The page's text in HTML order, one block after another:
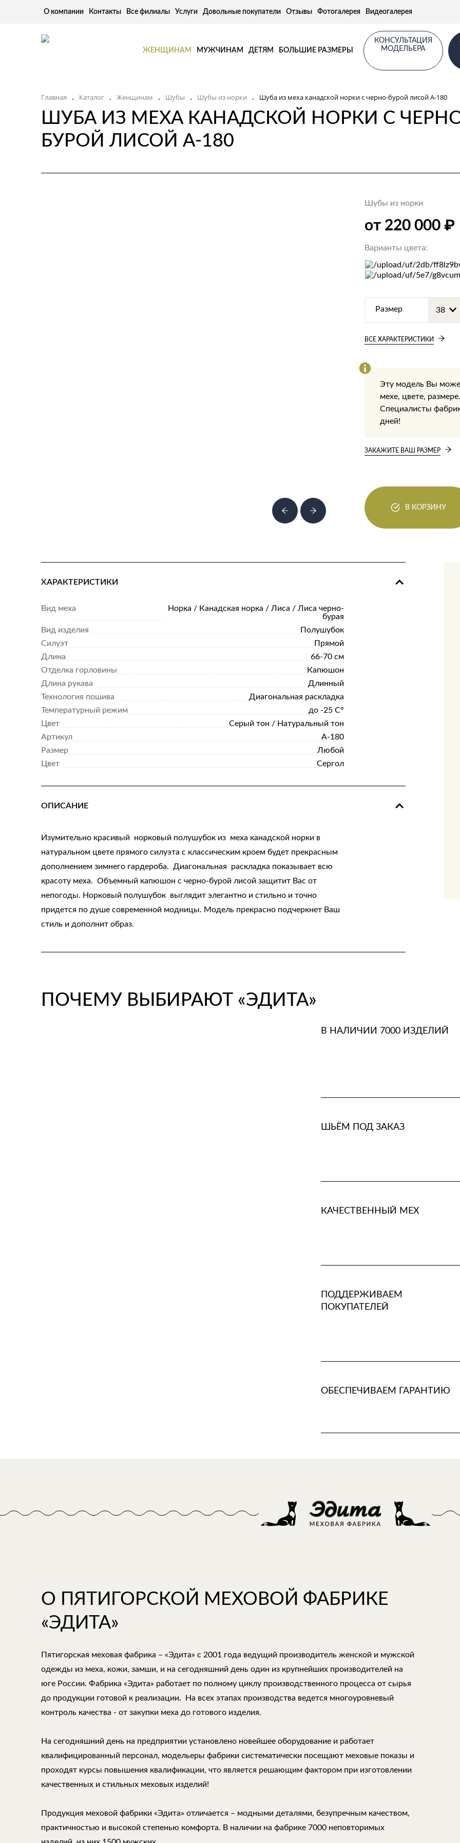
О компании Контакты Все филиалы Услуги Довольные покупатели Отзывы Фотогалерея Видеогалерея
ЖЕНЩИНАМ МУЖЧИНАМ ДЕТЯМ БОЛЬШИЕ РАЗМЕРЫ
КОНСУЛЬТАЦИЯ
МОДЕЛЬЕРА
Главная . Каталог . Женщинам . Шубы . Шубы из норки . Шуба из меха канадской норки с черно-бурой лисой А-180
ШУБА ИЗ МЕХА КАНАДСКОЙ НОРКИ С
БУРОЙ ЛИСОЙ А-180
Шубы из норки
от 220 000 ₽
Варианты цвета:
Размер
ВСЕ ХАРАКТЕРИСТИКИ
Эту модель Вы
мехе, цвете,
Специалисты
дней!
ЗАКАЖИТЕ ВАШ РАЗМЕР
В КОРЗИНУ
ХАРАКТЕРИСТИКИ
Вид меха
Норка / Канадская норка / Лиса / Лиса черно-
бурая
Вид изделия
Полушубок
Силуэт
Прямой
Длина
66-70 см
Отделка горловины
Капюшон
Длина рукава
Длинный
Технология пошива
Диагональная раскладка
Температурный режим
до -25 С°
Цвет
Серый тон / Натуральный тон
Артикул
А-180
Размер
Любой
Цвет
Сергол
ОПИСАНИЕ
Изумительно красивый норковый полушубок из меха канадской норки в
натуральном цвете прямого силуэта с классическим кроем будет прекрасным
дополнением зимнего гардероба. Диагональная раскладка показывает всю
красоту меха. Объемный капюшон с черно-бурой лисой защитит Вас от
непогоды. Норковый полушубок выглядит элегантно и стильно и точно
придется по душе современной модницы. Модель прекрасно подчеркнет Ваш
стиль и дополнит образ.
ПОЧЕМУ ВЫБИРАЮТ «ЭДИТА»
В НАЛИЧИИ 7000 ИЗДЕЛИЙ
ШЬЁМ ПОД ЗАКАЗ
КАЧЕСТВЕННЫЙ МЕХ
ПОДДЕРЖИВАЕМ
ПОКУПАТЕЛЕЙ
ОБЕСПЕЧИВАЕМ ГАРАНТИЮ
О ПЯТИГОРСКОЙ МЕХОВОЙ ФАБРИКЕ
«ЭДИТА»
Пятигорская меховая фабрика – «Эдита» с 2001 года ведущий производитель женской и мужской
одежды из меха, кожи, замши, и на сегодняшний день один из крупнейших производителей на
юге России. Фабрика «Эдита» работает по полному циклу производственного процесса от сырья
до продукции готовой к реализации. На всех этапах производства ведется многоуровневый
контроль качества - от закупки меха до готового изделия.
На сегодняшний день на предприятии установлено новейшее оборудование и работает
квалифицированный персонал, модельеры фабрики систематически посещают меховые показы и
проходят курсы повышения квалификации, что является решающим фактором при изготовлении
качественных и стильных меховых изделий!
Продукция меховой фабрики «Эдита» отличается – модными деталями, безупречным качеством,
практичностью и высокой степенью комфорта. В наличии на фабрике 7000 неповторимых